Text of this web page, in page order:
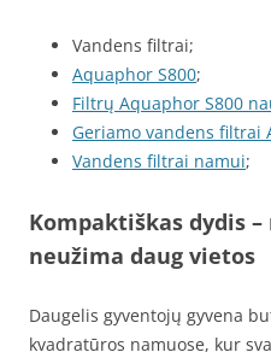
Vandens filtrai;
Aquaphor S800;
Filtrų Aquaphor S800
Geriamo vandens filtrai
Vandens filtrai namui;
Kompaktiškas dydis
neužima daug vietos
Daugelis gyventojų gyvena
kvadratūros namuose, kur